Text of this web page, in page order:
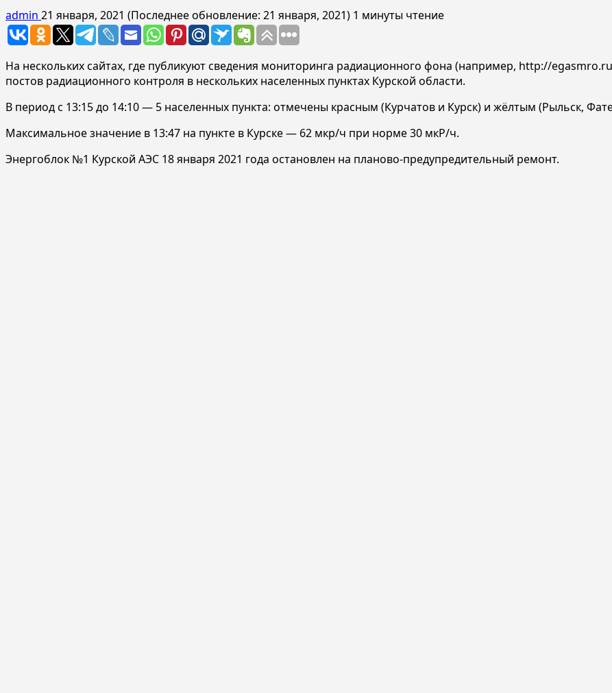
admin 21 января, 2021 (Последнее обновление: 21 января, 2021) 1 минуты чтение
На нескольких сайтах, где публикуют сведения мониторинга радиационного фона (например, http://
постов радиационного контроля в нескольких населенных пунктах Курской области.
В период с 13:15 до 14:10 — 5 населенных пункта: отмечены красным (Курчатов и Курск) и жёлтым (Рыльск,
Максимальное значение в 13:47 на пункте в Курске — 62 мкр/ч при норме 30 мкР/ч.
Энергоблок №1 Курской АЭС 18 января 2021 года остановлен на планово-предупредительный ремонт.